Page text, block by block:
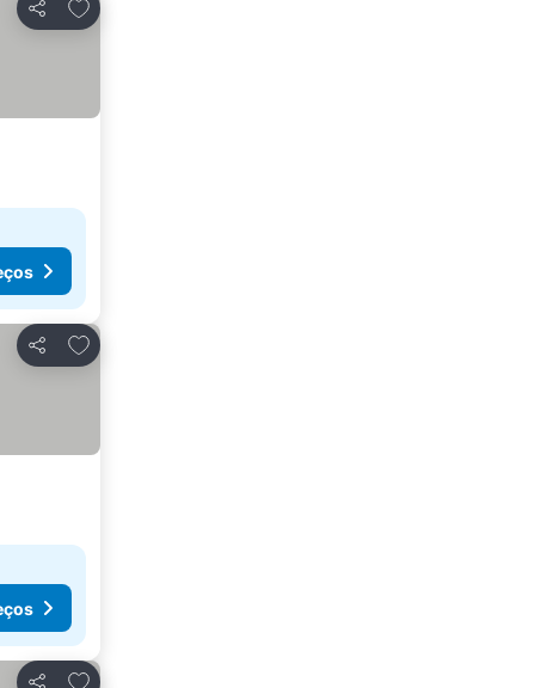
Partilhar
Adicionar aos favoritos
Partilhar
Adicionar aos favoritos
Adicionar aos favoritos